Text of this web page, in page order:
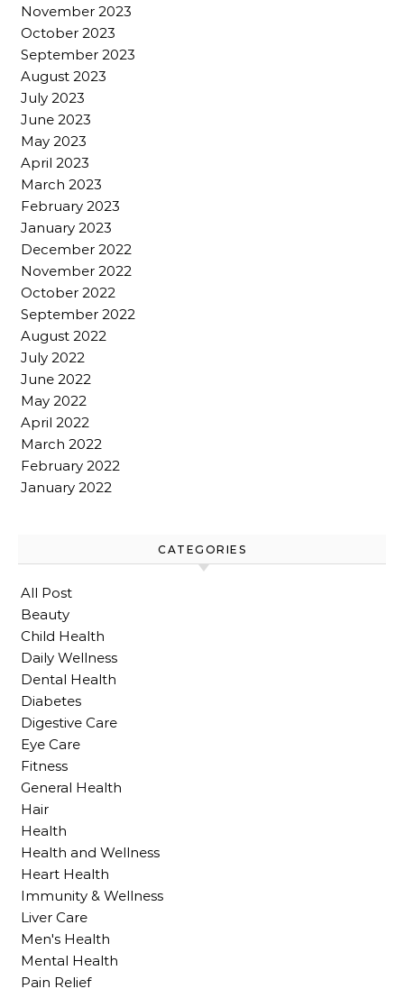
November 2023
October 2023
September 2023
August 2023
July 2023
June 2023
May 2023
April 2023
March 2023
February 2023
January 2023
December 2022
November 2022
October 2022
September 2022
August 2022
July 2022
June 2022
May 2022
April 2022
March 2022
February 2022
January 2022
CATEGORIES
All Post
Beauty
Child Health
Daily Wellness
Dental Health
Diabetes
Digestive Care
Eye Care
Fitness
General Health
Hair
Health
Health and Wellness
Heart Health
Immunity & Wellness
Liver Care
Men's Health
Mental Health
Pain Relief